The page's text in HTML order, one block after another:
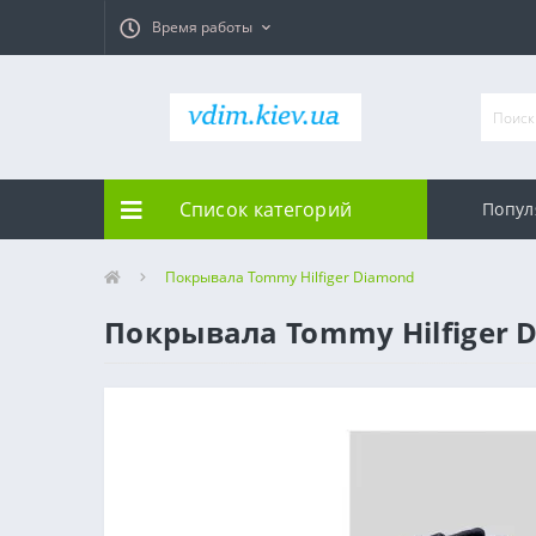
Время работы
Список категорий
Покрывала Tommy Hilfiger Diamond
Покрывала Tommy Hilfiger